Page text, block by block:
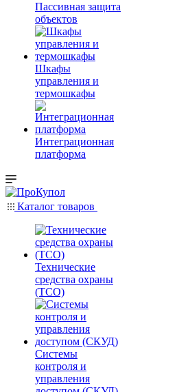
Пассивная защита
объектов
Шкафы
управления и
термошкафы
Интеграционная
платформа
Каталог товаров
Технические
средства охраны
(ТСО)
Системы
контроля и
управления